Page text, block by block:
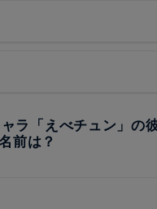
ラ「えべチュン」の
前は？